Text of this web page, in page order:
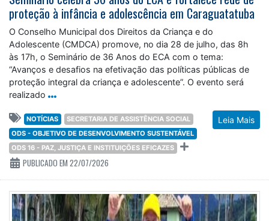
proteção à infância e adolescência em Caraguatatuba
O Conselho Municipal dos Direitos da Criança e do
Adolescente (CMDCA) promove, no dia 28 de julho, das 8h
às 17h, o Seminário de 36 Anos do ECA com o tema:
“Avanços e desafios na efetivação das políticas públicas de
proteção integral da criança e adolescente”. O evento será
realizado
Leia Mais
NOTÍCIAS
SECRETARIA DE ASSISTÊNCIA SOCIAL
ODS - OBJETIVO DE DESENVOLVIMENTO SUSTENTÁVEL
ODS 16 - PAZ, JUSTIÇA E INSTITUIÇÕES EFICAZES
PUBLICADO EM 22/07/2026